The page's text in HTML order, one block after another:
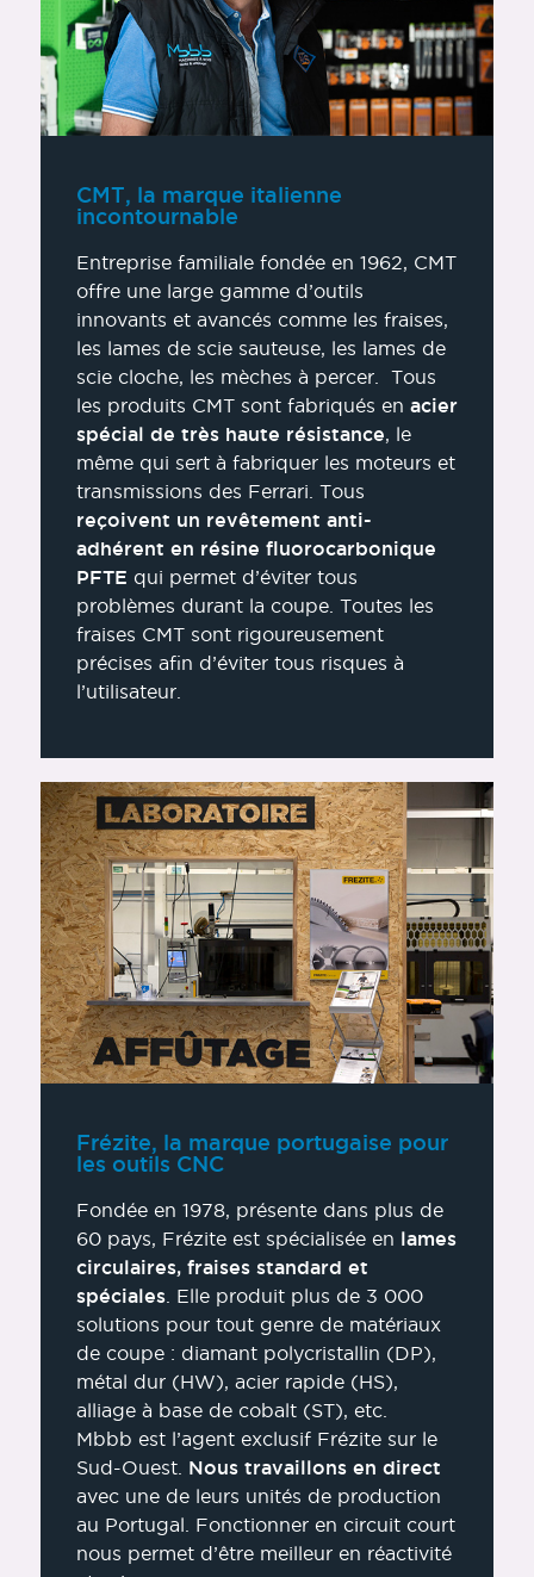
CMT, la marque italienne
incontournable
Entreprise familiale fondée en 1962, CMT
offre une large gamme d’outils
innovants et avancés comme les fraises,
les lames de scie sauteuse, les lames de
scie cloche, les mèches à percer. Tous
les produits CMT sont fabriqués en acier
spécial de très haute résistance, le
même qui sert à fabriquer les moteurs et
transmissions des Ferrari. Tous
reçoivent un revêtement anti-
adhérent en résine fluorocarbonique
PFTE qui permet d’éviter tous
problèmes durant la coupe. Toutes les
fraises CMT sont rigoureusement
précises afin d’éviter tous risques à
l’utilisateur.
Frézite, la marque portugaise pour
les outils CNC
Fondée en 1978, présente dans plus de
60 pays, Frézite est spécialisée en lames
circulaires, fraises standard et
spéciales. Elle produit plus de 3 000
solutions pour tout genre de matériaux
de coupe : diamant polycristallin (DP),
métal dur (HW), acier rapide (HS),
alliage à base de cobalt (ST), etc.
Mbbb est l’agent exclusif Frézite sur le
Sud-Ouest. Nous travaillons en direct
avec une de leurs unités de production
au Portugal. Fonctionner en circuit court
nous permet d’être meilleur en réactivité